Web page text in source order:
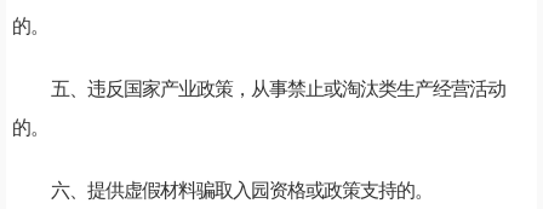
的。
五、违反国家产业政策，从事禁止或淘汰类生产经营活动
的。
六、提供虚假材料骗取入园资格或政策支持的。